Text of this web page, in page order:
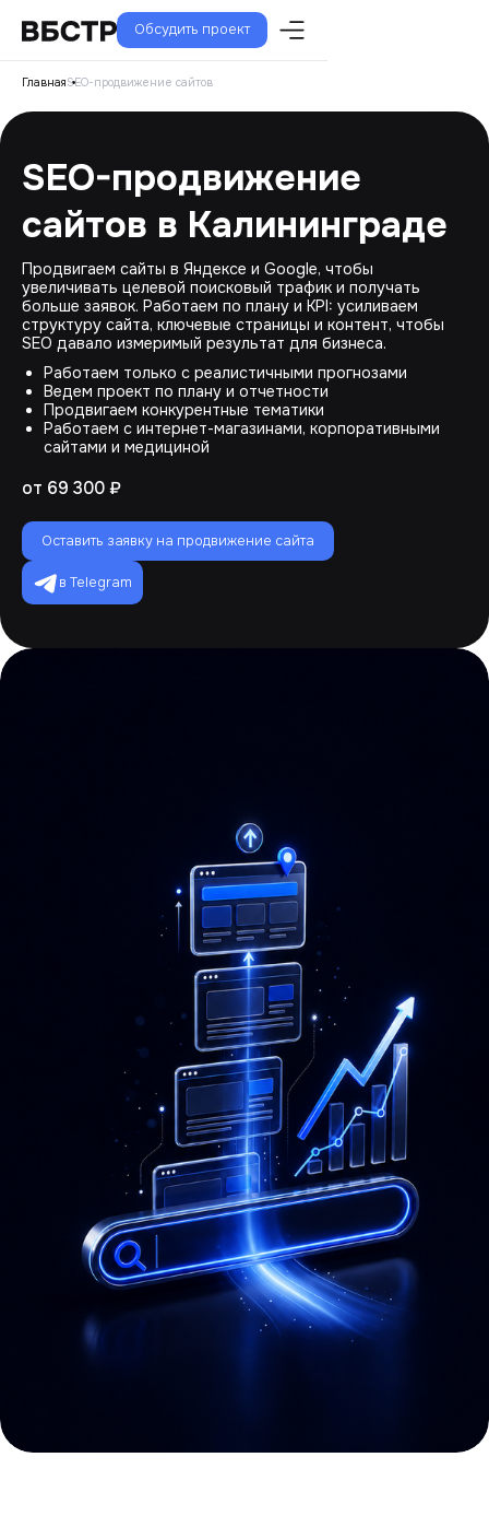
Обсудить проект
ГлавнаяSEO-продвижение сайтов
SEO-продвижение
сайтов в Калининграде
Продвигаем сайты в Яндексе и Google, чтобы
увеличивать целевой поисковый трафик и получать
больше заявок. Работаем по плану и KPI: усиливаем
структуру сайта, ключевые страницы и контент, чтобы
SEO давало измеримый результат для бизнеса.
Работаем только с реалистичными прогнозами
Ведем проект по плану и отчетности
Продвигаем конкурентные тематики
Работаем с интернет-магазинами, корпоративными
сайтами и медициной
от 69 300 ₽
Оставить заявку на продвижение сайта
в Telegram